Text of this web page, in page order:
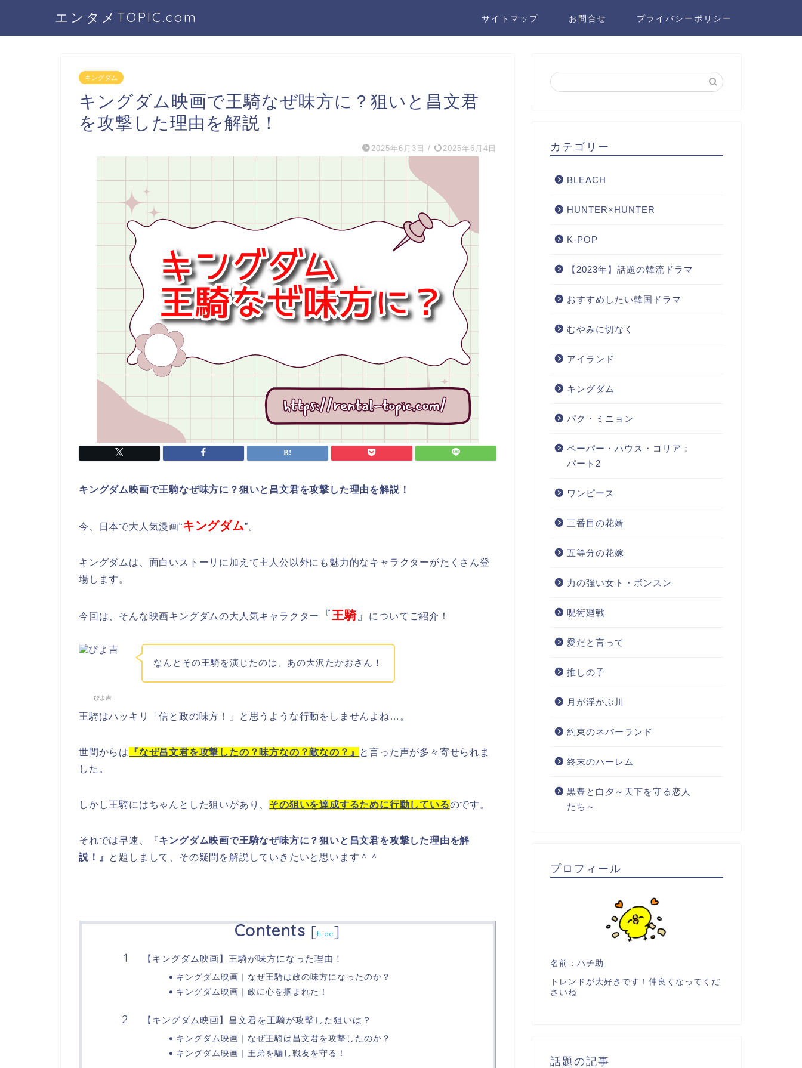
エンタメTOPIC.com サイトマップ お問合せ プライバシーポリシー
キングダム
キングダム映画で王騎なぜ味方に？狙いと昌文君
を攻撃した理由を解説！
2025年6月3日 / 2025年6月4日
キングダム映画で王騎なぜ味方に？狙いと昌文君を攻撃した理由を解説！
今、日本で大人気漫画“キングダム”。
キングダムは、面白いストーリに加えて主人公以外にも魅力的なキャラクターがたくさん登
場します。
今回は、そんな映画キングダムの大人気キャラクター 『王騎』 についてご紹介！
ぴよ吉
なんとその王騎を演じたのは、あの大沢たかおさん！
王騎はハッキリ「信と政の味方！」と思うような行動をしませんよね…。
世間からは 『なぜ昌文君を攻撃したの？味方なの？敵なの？』 と言った声が多々寄せられま
した。
しかし王騎にはちゃんとした狙いがあり、 その狙いを達成するために行動しているのです。
それでは早速、『キングダム映画で王騎なぜ味方に？狙いと昌文君を攻撃した理由を解
説！』 と題しまして、その疑問を解説していきたいと思います＾＾
Contents [hide]
【キングダム映画】王騎が味方になった理由！
キングダム映画｜なぜ王騎は政の味方になったのか？
キングダム映画｜政に心を掴まれた！
【キングダム映画】昌文君を王騎が攻撃した狙いは？
キングダム映画｜なぜ王騎は昌文君を攻撃したのか？
キングダム映画｜王弟を騙し戦友を守る！
カテゴリー
BLEACH
HUNTER×HUNTER
K-POP
【2023年】話題の韓流ドラマ
おすすめしたい韓国ドラマ
むやみに切なく
アイランド
キングダム
パク・ミニョン
ペーパー・ハウス・コリア：
パート2
ワンピース
三番目の花婿
五等分の花嫁
力の強い女ト・ボンスン
呪術廻戦
愛だと言って
推しの子
月が浮かぶ川
約束のネバーランド
終末のハーレム
黒豊と白夕～天下を守る恋人
たち～
プロフィール
名前：ハチ助
トレンドが大好きです！仲良くなってくだ
さいね
話題の記事